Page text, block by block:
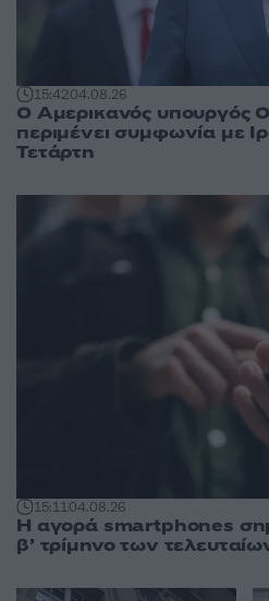
15:4204.08.26
Ο Αμερικανός υπουργός
περιμένει συμφωνία με
Τετάρτη
15:1104.08.26
Η αγορά smartphones
β’ τρίμηνο των